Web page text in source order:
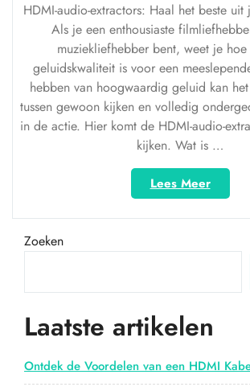
HDMI-audio-extractors: Haal het beste uit
Als je een enthousiaste
muziekliefhebber bent, weet je
geluidskwaliteit is voor een
hebben van hoogwaardig geluid kan
tussen gewoon kijken en volledig
in de actie. Hier komt de HDMI-audio-
kijken. Wat is …
Lees Meer“Haal
het
beste
in
met
audio-
Zoeken
Laatste artikelen
Ontdek de Voordelen van een HDMI